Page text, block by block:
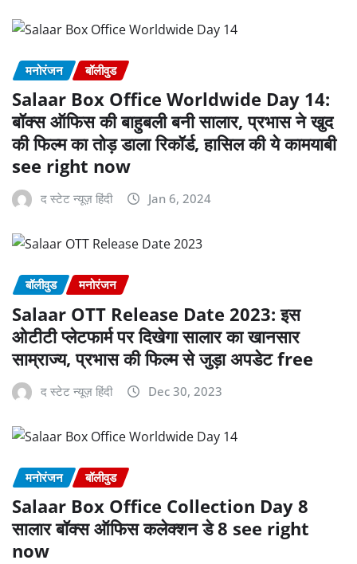
मनोरंजन बॉलीवुड
Salaar Box Office Worldwide Day 14:
बॉक्स ऑफिस की बाहुबली बनी सालार, प्रभास ने खुद
की फिल्म का तोड़ डाला रिकॉर्ड, हासिल की ये कामयाबी
see right now
द स्टेट न्यूज़ हिंदी Jan 6, 2024
बॉलीवुड मनोरंजन
Salaar OTT Release Date 2023: इस
ओटीटी प्लेटफार्म पर दिखेगा सालार का खानसार
साम्राज्य, प्रभास की फिल्म से जुड़ा अपडेट free
द स्टेट न्यूज़ हिंदी Dec 30, 2023
मनोरंजन बॉलीवुड
Salaar Box Office Collection Day 8
सालार बॉक्स ऑफिस कलेक्शन डे 8 see right
now